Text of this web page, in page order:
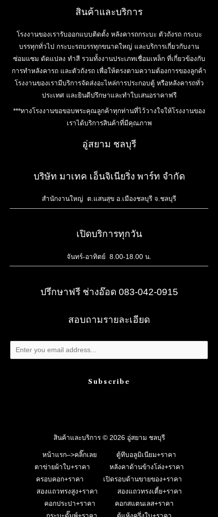
สินค้าและบริการ
โรงงานของเรารับออกแบบติดตั้ง หลังคารถกระบะ ตัวถังรถ กระบะ
บรรทุกทั่วไป กระบะรถบรรทุกขนาดใหญ่ และบริการเกี่ยวกับงาน
ซ่อมแซม ดัดแปลง ทำสี รวมทั้งงานประเภทเชื่อมเหล็ก ที่เกี่ยวข้องกับ
การทำหลังคารถ และตัวถังรถ เพื่อให้ตรงตามความต้องการของลูกค้า
โรงงานของเรามีบริการจัดส่งอะไหล่การประกอบตู้ หรือหลังคารถทั่ว
ประเทศ และยินดีปรึกษาและทำใบเสนอราคาฟรี
***ทางโรงงานขอขอบพระคุณลูกค้าทุกท่านที่ไว้วางใจให้โรงงานของ
เราได้บริการสินค้าที่มีคุณภาพ
อู่สยาม ชลบุรี
บริษัท มาเทค เอ็นจิเนียริ่ง พาร์ท จำกัด
สำนักงานใหญ่ ต.แสนสุข อ.เมืองชลบุรี จ.ชลบุรี
เปิดบริการทุกวัน
จันทร์-อาทิตย์ 8.00-18.00 น.
ปรึกษาฟรี ช่างอ๊อด 083-042-0915
สอบถามรายละเอียด
Subscribe
สินค้าและบริการ © 2026 อู่สยาม ชลบุรี
หน้าแรก–>คลิ๊กเลย
ตู้ทึบอลูมิเนียม+ราคา
ตาข่ายผ้าใบ+ราคา
หลังคาด้านข้างโล่ง+ราคา
ครอบคอก+ราคา
เปิดรอบด้านขายของ+ราคา
สองแถวทรงสูง+ราคา
สองแถวทรงเตี้ย+ราคา
คอกประปา+ราคา
คอกสแตนเลส+ราคา